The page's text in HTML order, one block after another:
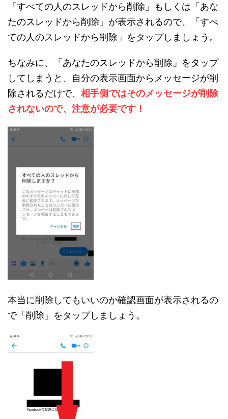
「すべての人のスレッドから削除」もしくは「あな
たのスレッドから削除」が表示されるので、「すべ
ての人のスレッドから削除」をタップしましょう。
ちなみに、「あなたのスレッドから削除」をタップ
してしまうと、自分の表示画面からメッセージが削
除されるだけで、 相手側ではそのメッセージが削除
されないので、注意が必要です！
本当に削除してもいいのか確認画面が表示されるの
で「削除」をタップしましょう。